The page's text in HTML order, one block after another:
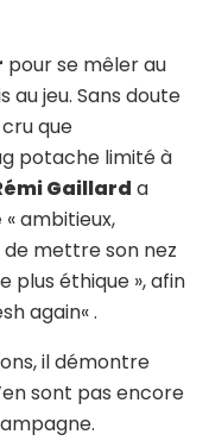
pour se mêler au
au jeu. Sans doute
que
potache limité à
Gaillard a
« ambitieux,
de mettre son nez
plus éthique », afin
again« .
il démontre
sont pas encore